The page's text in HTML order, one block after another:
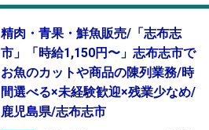
精肉・青果・鮮魚販売/「志布志
市」「時給1,150円〜」志布志市で
お魚のカットや商品の陳列業務/時
間選べる×未経験歓迎×残業少なめ/
鹿児島県/志布志市